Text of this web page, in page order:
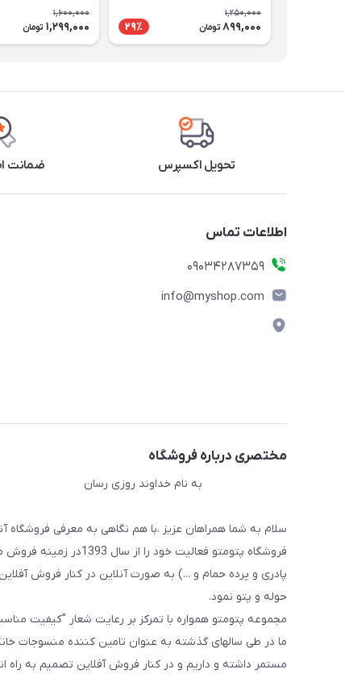
1,250,000
899,000 تومان 29٪
1,600,000
1,299,000 تومان
تحویل اکسپرس ضمانت
اطلاعات تماس
09034287359
info@myshop.com
مختصری درباره فروشگاه
به نام خداوند روزی رسان
سلام به شما همراهان عزیز ،با هم نگاهی به معرفی فروشگاه
فروشگاه پتومتو
پادری و پرده حمام و ...) به صورت آنلاین در کنار فروش
حوله و پتو نمود.
مجموعه پتومتو همواره با تمرکز بر رعایت شعار "کیفیت
ما در طی سالهای گذشته به عنوان تامین کننده منسوجات
مستمر داشته و داریم و در کنار فروش آفلاین تصمیم به